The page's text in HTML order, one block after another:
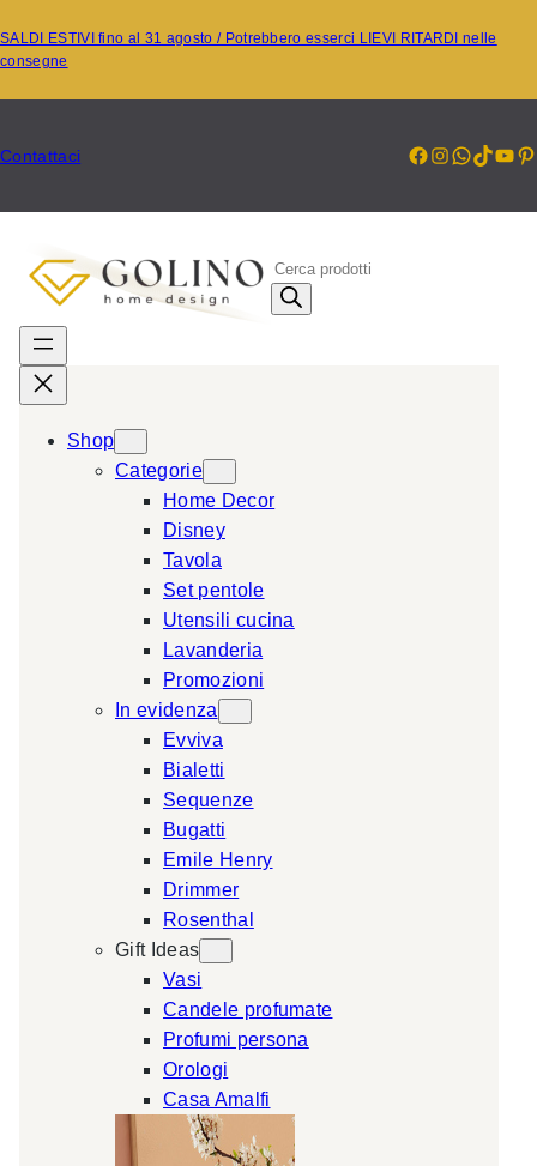
al
contenuto
SALDI ESTIVI fino al 31 agosto / Potrebbero esserci LIEVI RITARDI nelle
consegne
Contattaci Facebook
P
s
c
Shop
Categorie
Home Decor
Disney
Tavola
Set pentole
Utensili cucina
Lavanderia
Promozioni
In evidenza
Evviva
Bialetti
Sequenze
Bugatti
Emile Henry
Drimmer
Rosenthal
Gift Ideas
Vasi
Candele profumate
Profumi persona
Orologi
Casa Amalfi